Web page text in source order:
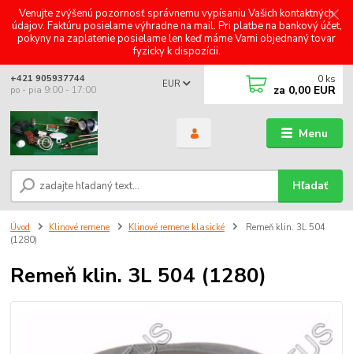
Venujte zvýšenú pozornosť správnemu vypísaniu Vašich kontaktných
údajov. Faktúru posielame výhradne na mail. Pri platbe na bankový účet,
pokyny na zaplatenie posielame len keď máme Vami objednaný tovar
fyzicky k dispozícii.
Menu
EUR
Hľadať
+421 905937744
po - pia 9:00 - 17:00
0 ks
za 0,00 EUR
Úvod Klinové remene Klinové remene klasické
Remeň klin. 3L 504
(1280)
Remeň klin. 3L 504 (1280)